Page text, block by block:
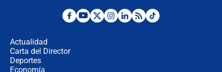
¿La posesión de Abelardo De la
Actualidad
Carta del Director
Deportes
Economía